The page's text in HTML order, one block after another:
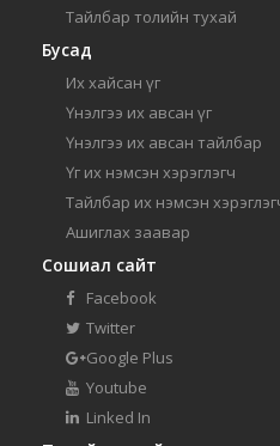
Тайлбар толийн тухай
Бусад
Их хайсан үг
Үнэлгээ их авсан үг
Үнэлгээ их авсан тайлбар
Үг их нэмсэн хэрэглэгч
Тайлбар их нэмсэн
Ашиглах заавар
Сошиал сайт
Facebook
Twitter
Google Plus
Youtube
Linked In